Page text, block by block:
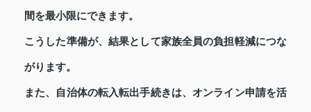
間を最小限にできます。
こうした準備が、結果として家族全員の負担軽減につな
がります。
また、自治体の転入転出手続きは、オンライン申請を活